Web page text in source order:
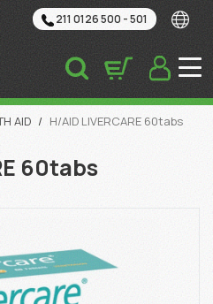
211 0126 500 - 501
AID / H/AID LIVERCARE 60tabs
60tabs